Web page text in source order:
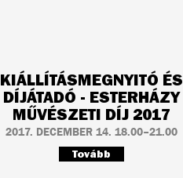
KIÁLLÍTÁSMEGNYITÓ ÉS
DÍJÁTADÓ - ESTERHÁZY
MŰVÉSZETI DÍJ 2017
2017. DECEMBER 14. 18.00–21.00
Tovább